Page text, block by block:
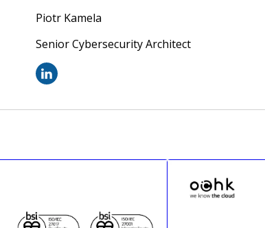
Piotr Kamela
Senior Cybersecurity Architect